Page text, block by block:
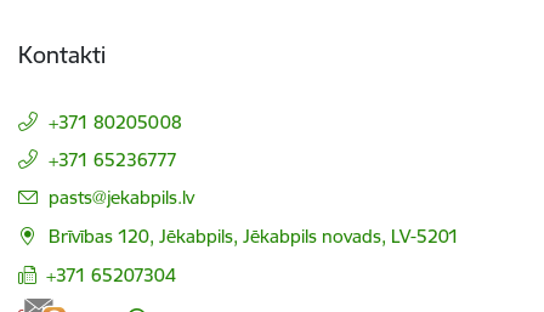
Kontakti
+371 80205008
+371 65236777
E-pasts:
pasts@jekabpils.lv
Brīvības 120, Jēkabpils, Jēkabpils novads, LV-5201
+371 65207304